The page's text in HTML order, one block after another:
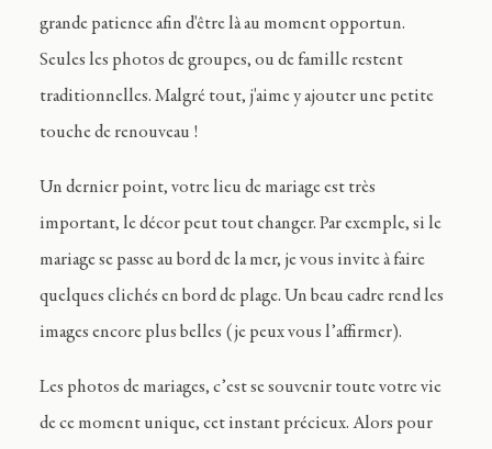
grande patience afin d'être là au moment opportun.
Seules les photos de groupes, ou de famille restent
traditionnelles. Malgré tout, j'aime y ajouter une petite
touche de renouveau !
Un dernier point, votre lieu de mariage est très
important, le décor peut tout changer. Par exemple, si le
mariage se passe au bord de la mer, je vous invite à faire
quelques clichés en bord de plage. Un beau cadre rend les
images encore plus belles (je peux vous l’affirmer).
Les photos de mariages, c’est se souvenir toute votre vie
de ce moment unique, cet instant précieux. Alors pour